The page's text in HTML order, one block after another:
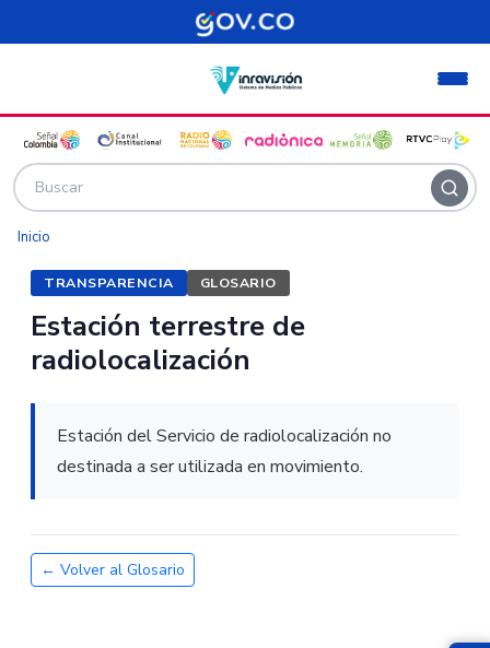
Pasar al contenido principal
Inicio
TRANSPARENCIA GLOSARIO
Estación terrestre de
radiolocalización
Estación del Servicio de radiolocalización no
destinada a ser utilizada en movimiento.
← Volver al Glosario